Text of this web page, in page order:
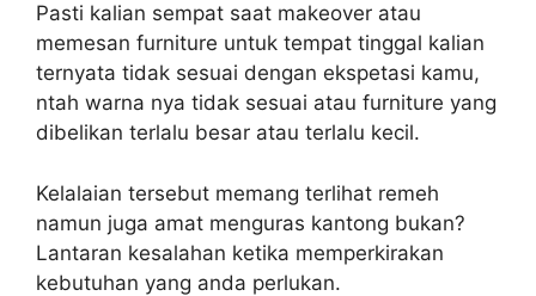
Pasti kalian sempat saat makeover atau
memesan furniture untuk tempat tinggal kalian
ternyata tidak sesuai dengan ekspetasi kamu,
ntah warna nya tidak sesuai atau furniture yang
dibelikan terlalu besar atau terlalu kecil.
Kelalaian tersebut memang terlihat remeh
namun juga amat menguras kantong bukan?
Lantaran kesalahan ketika memperkirakan
kebutuhan yang anda perlukan.